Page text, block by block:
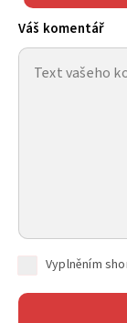
Váš komentář